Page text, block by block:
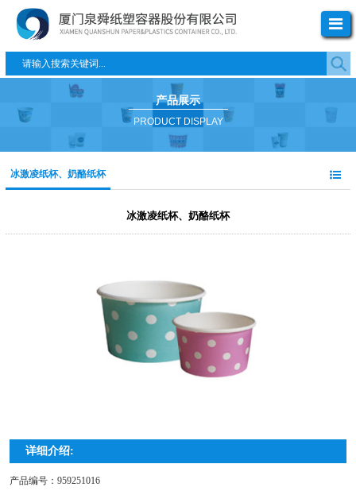
产品展示
PRODUCT DISPLAY
冰激凌纸杯、奶酪纸杯
冰激凌纸杯、奶酪纸杯
详细介绍:
产品编号：959251016